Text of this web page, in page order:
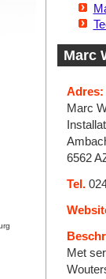
Marc
Adres:
Marc
6562
Tel.
Met